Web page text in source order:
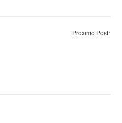
Proximo Post: